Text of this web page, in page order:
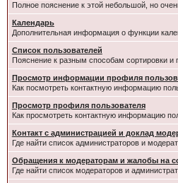
Полное пояснение к этой небольшой, но
Календарь
Дополнительная информация о функции
Список пользователей
Пояснение к разным способам сортировки и
Просмотр информации профиля
Как посмотреть контактную информацию
Просмотр профиля пользователя
Как просмотреть контактную информацию
Контакт с администрацией и доклад
Где найти список администраторов и
Обращения к модераторам и жалобы на
Где найти список модераторов и